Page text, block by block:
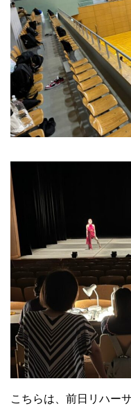
こちらは、前日リハー